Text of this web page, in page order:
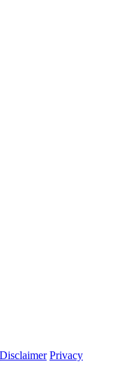
Disclaimer Privacy